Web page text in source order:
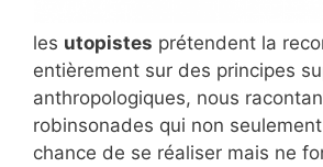
les utopistes prétendent la
entièrement sur des principes
anthropologiques, nous
robinsonades qui non
chance de se réaliser mais ne